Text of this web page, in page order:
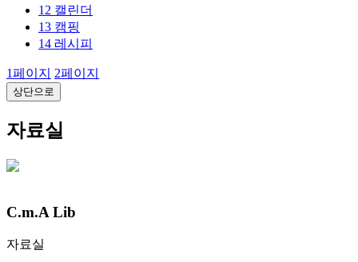
12 캘린더
13 캠핑
14 레시피
1페이지 2페이지
상단으로
자료실
C.m.A Lib
자료실